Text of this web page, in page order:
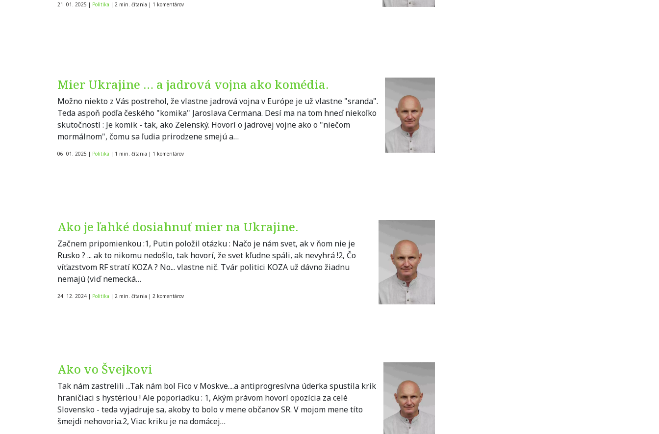
21. 01. 2025 | Politika | 2 min. čítania | 1 komentárov
Mier Ukrajine … a jadrová vojna ako komédia.
Možno niekto z Vás postrehol, že vlastne jadrová vojna v Európe je už vlastne "sranda".
Teda aspoň podľa českého "komika" Jaroslava Cermana. Desí ma na tom hneď niekoľko
skutočností : Je komik - tak, ako Zelenský. Hovorí o jadrovej vojne ako o "niečom
mormálnom", čomu sa ľudia prirodzene smejú a…
06. 01. 2025 | Politika | 1 min. čítania | 1 komentárov
Ako je ľahké dosiahnuť mier na Ukrajine.
Začnem pripomienkou :1, Putin položil otázku : Načo je nám svet, ak v ňom nie je
Rusko ? ... ak to nikomu nedošlo, tak hovorí, že svet kľudne spáli, ak nevyhrá !2, Čo
víťazstvom RF stratí KOZA ? No... vlastne nič. Tvár politici KOZA už dávno žiadnu
nemajú (viď nemecká…
24. 12. 2024 | Politika | 2 min. čítania | 2 komentárov
Ako vo Švejkovi
Tak nám zastrelili ...Tak nám bol Fico v Moskve....a antiprogresívna úderka spustila krik
hraničiaci s hystériou ! Ale poporiadku : 1, Akým právom hovorí opozícia za celé
Slovensko - teda vyjadruje sa, akoby to bolo v mene občanov SR. V mojom mene títo
šmejdi nehovoria.2, Viac kriku je na domácej…